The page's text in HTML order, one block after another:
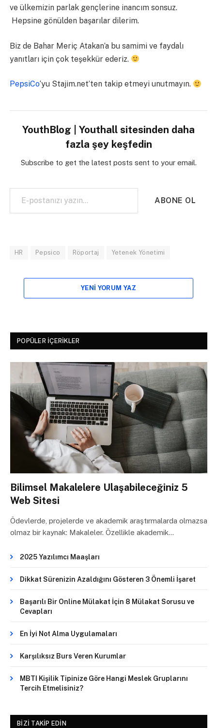
ve ülkemizin parlak gençlerine inancım sonsuz.
Hepsine gönülden başarılar dilerim.
Biz de Bahar Meriç Atakan’a bu samimi ve faydalı
yanıtları için çok teşekkür ederiz.
PepsiCo‘yu Stajim.net’ten takip etmeyi unutmayın.
YouthBlog | Youthall sitesinden daha
fazla şey keşfedin
Subscribe to get the latest posts sent to your email.
E-postanızı yazın…
ABONE OL
HR Pepsico Röportaj Yetenek Yönetimi
YENI YORUM YAZ
POPÜLER İÇERIKLER
Bilimsel Makalelere Ulaşabileceğiniz 5
Web Sitesi
Ödevlerde, projelerde ve akademik araştırmalarda olmazsa
olmaz bir kaynak: Makaleler. Özellikle akademik…
2025 Yazılımcı Maaşları
Dikkat Sürenizin Azaldığını Gösteren 3 Önemli İşaret
Başarılı Bir Online Mülakat İçin 8 Mülakat Sorusu ve
Cevapları
En İyi Not Alma Uygulamaları
Karşılıksız Burs Veren Kurumlar
MBTI Kişilik Tipinize Göre Hangi Meslek Gruplarını
Tercih Etmelisiniz?
BIZI TAKIP EDIN